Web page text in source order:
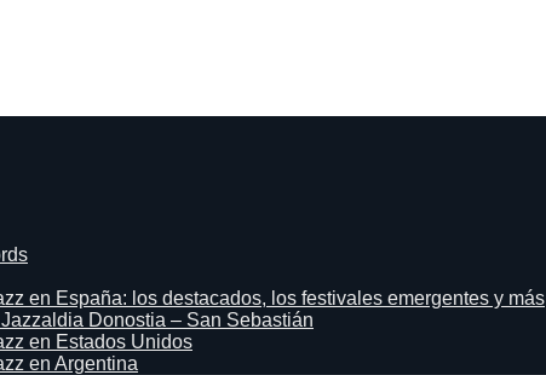
en España: los destacados, los festivales emergentes y más
Donostia – San Sebastián
en Estados Unidos
en Argentina